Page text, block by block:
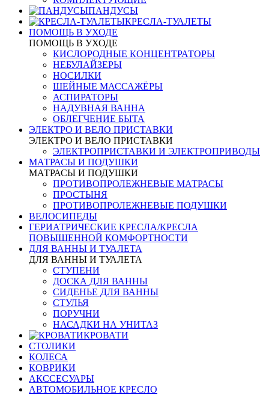
ПАНДУСЫ
КРЕСЛА-ТУАЛЕТЫ
ПОМОЩЬ В УХОДЕ
ПОМОЩЬ В УХОДЕ
КИСЛОРОДНЫЕ КОНЦЕНТРАТОРЫ
НЕБУЛАЙЗЕРЫ
НОСИЛКИ
ШЕЙНЫЕ МАССАЖЁРЫ
АСПИРАТОРЫ
НАДУВНАЯ ВАННА
ОБЛЕГЧЕНИЕ БЫТА
ЭЛЕКТРО И ВЕЛО ПРИСТАВКИ
ЭЛЕКТРО И ВЕЛО ПРИСТАВКИ
ЭЛЕКТРОПРИСТАВКИ И ЭЛЕКТРОПРИВОДЫ
МАТРАСЫ И ПОДУШКИ
МАТРАСЫ И ПОДУШКИ
ПРОТИВОПРОЛЕЖНЕВЫЕ МАТРАСЫ
ПРОСТЫНЯ
ПРОТИВОПРОЛЕЖНЕВЫЕ ПОДУШКИ
ВЕЛОСИПЕДЫ
ГЕРИАТРИЧЕСКИЕ КРЕСЛА/КРЕСЛА
ПОВЫШЕННОЙ КОМФОРТНОСТИ
ДЛЯ ВАННЫ И ТУАЛЕТА
ДЛЯ ВАННЫ И ТУАЛЕТА
СТУПЕНИ
ДОСКА ДЛЯ ВАННЫ
СИДЕНЬЕ ДЛЯ ВАННЫ
СТУЛЬЯ
ПОРУЧНИ
НАСАДКИ НА УНИТАЗ
КРОВАТИ
СТОЛИКИ
КОЛЕСА
КОВРИКИ
АКССЕСУАРЫ
АВТОМОБИЛЬНОЕ КРЕСЛО